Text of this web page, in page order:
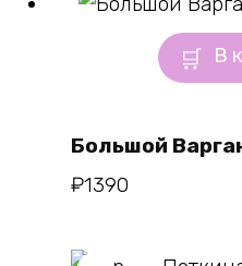
В
Большой
₽1390